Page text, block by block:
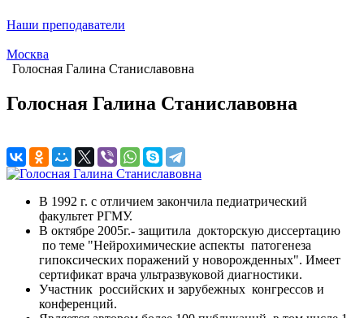
Наши преподаватели
Москва
Голосная Галина Станиславовна
Голосная Галина Станиславовна
В 1992 г. с отличием закончила педиатрический
факультет РГМУ.
В октябре 2005г.- защитила докторскую диссертацию
по теме "Нейрохимические аспекты патогенеза
гипоксических поражений у новорожденных". Имеет
сертификат врача ультразвуковой диагностики.
Участник российских и зарубежных конгрессов и
конференций.